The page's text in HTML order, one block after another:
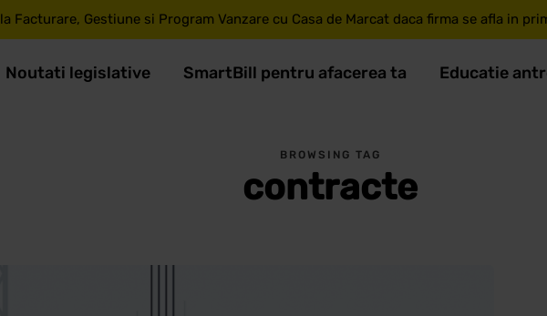
la Facturare, Gestiune si Program Vanzare cu Casa de Marcat daca firma se afla in
Noutati legislative SmartBill pentru afacerea ta Educatie
BROWSING TAG
contracte